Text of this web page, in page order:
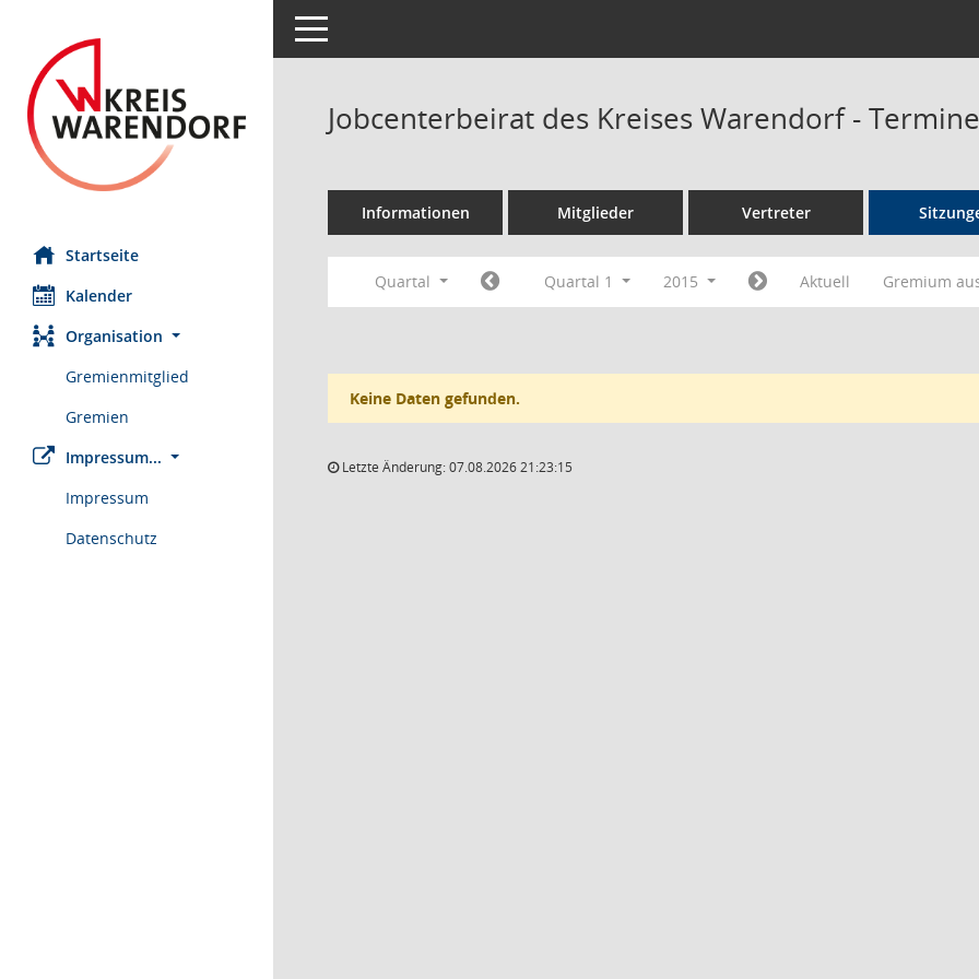
Startseite
Kalender
Organisation
Gremienmitglied
Gremien
Impressum...
Impressum
Datenschutz
Toggle navigation
Jobcenterbeirat des Kreises Warendorf -
Informationen Mitglieder Vertreter
Quartal Quartal 1 2015 Aktuell Gremium
Keine Daten gefunden.
Letzte Änderung: 07.08.2026 21:23:15